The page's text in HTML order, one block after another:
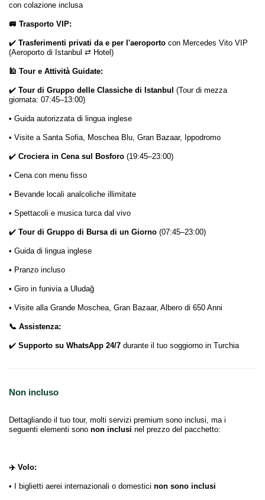
con colazione inclusa
🚐 Trasporto VIP:
✔️ Trasferimenti privati da e per l'aeroporto con Mercedes Vito VIP
(Aeroporto di Istanbul ⇄ Hotel)
🕌 Tour e Attività Guidate:
✔️ Tour di Gruppo delle Classiche di Istanbul (Tour di mezza
giornata: 07:45–13:00)
• Guida autorizzata di lingua inglese
• Visite a Santa Sofia, Moschea Blu, Gran Bazaar, Ippodromo
✔️ Crociera in Cena sul Bosforo (19:45–23:00)
• Cena con menu fisso
• Bevande locali analcoliche illimitate
• Spettacoli e musica turca dal vivo
✔️ Tour di Gruppo di Bursa di un Giorno (07:45–23:00)
• Guida di lingua inglese
• Pranzo incluso
• Giro in funivia a Uludağ
• Visite alla Grande Moschea, Gran Bazaar, Albero di 650 Anni
📞 Assistenza:
✔️ Supporto su WhatsApp 24/7 durante il tuo soggiorno in Turchia
Non incluso
Dettagliando il tuo tour, molti servizi premium sono inclusi, ma i
seguenti elementi sono non inclusi nel prezzo del pacchetto:
✈️ Volo:
• I biglietti aerei internazionali o domestici non sono inclusi